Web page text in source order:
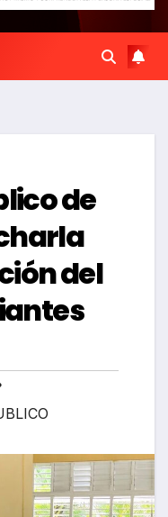
de
del